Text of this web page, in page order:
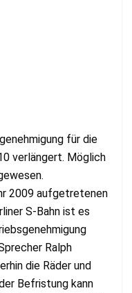
für die
verlängert. Möglich
2009 aufgetretenen
S-Bahn ist es
Ralph
die Räder und
Befristung kann